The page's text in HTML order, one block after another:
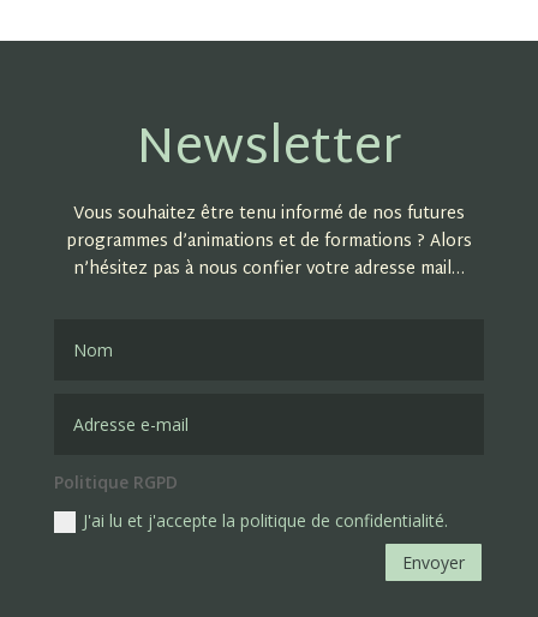
Newsletter
Vous souhaitez être tenu informé de nos futures
programmes d’animations et de formations ? Alors
n’hésitez pas à nous confier votre adresse mail…
Politique RGPD
J'ai lu et j'accepte la politique de confidentialité.
Envoyer